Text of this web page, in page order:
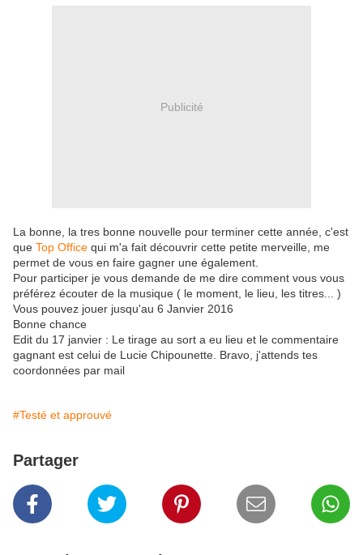
Publicité
La bonne, la tres bonne nouvelle pour terminer cette année, c'est
que Top Office qui m'a fait découvrir cette petite merveille, me
permet de vous en faire gagner une également.
Pour participer je vous demande de me dire comment vous vous
préférez écouter de la musique ( le moment, le lieu, les titres... )
Vous pouvez jouer jusqu'au 6 Janvier 2016
Bonne chance
Edit du 17 janvier : Le tirage au sort a eu lieu et le commentaire
gagnant est celui de Lucie Chipounette. Bravo, j'attends tes
coordonnées par mail
#Testé et approuvé
Partager